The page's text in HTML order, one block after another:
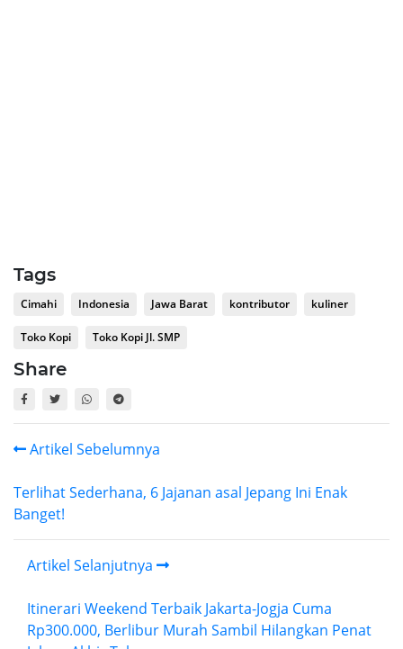
Tags
Cimahi Indonesia Jawa Barat kontributor kuliner
Toko Kopi Toko Kopi Jl. SMP
Share
Artikel Sebelumnya
Terlihat Sederhana, 6 Jajanan asal Jepang Ini Enak
Banget!
Artikel Selanjutnya
Itinerari Weekend Terbaik Jakarta-Jogja Cuma
Rp300.000, Berlibur Murah Sambil Hilangkan Penat